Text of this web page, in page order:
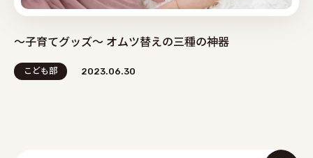
～子育てグッズ～ オムツ替えの三種の神器
こども部 2023.06.30